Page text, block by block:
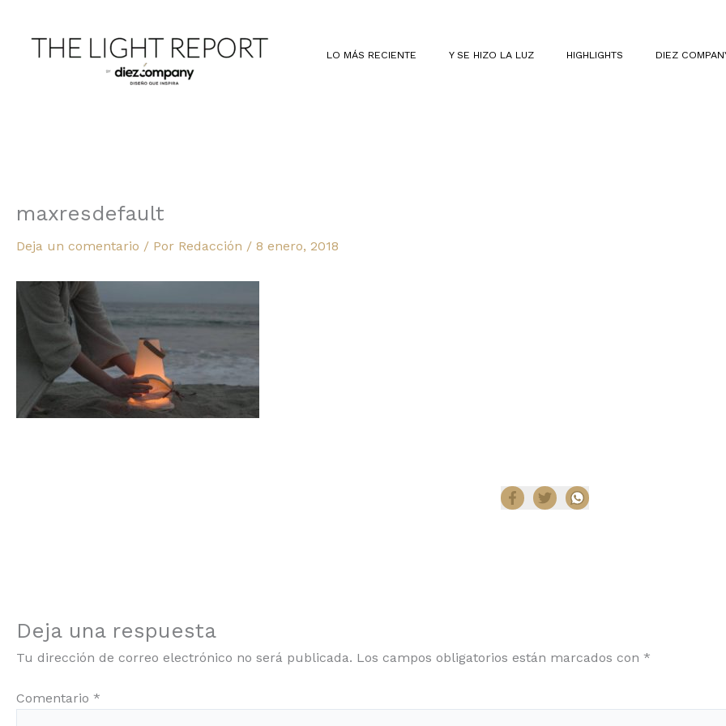
contenido
LO MÁS RECIENTE Y SE HIZO LA LUZ HIGHLIGHTS DIEZ
maxresdefault
Deja un comentario / Por Redacción / 8 enero, 2018
Deja una respuesta
Tu dirección de correo electrónico no será publicada. Los campos obligatorios están marcados con *
Comentario *